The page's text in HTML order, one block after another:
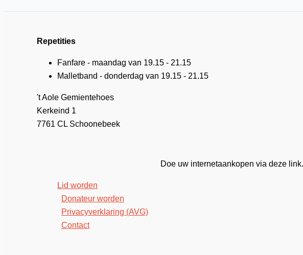
Repetities
Fanfare - maandag van 19.15 - 21.15
Malletband - donderdag van 19.15 - 21.15
't Aole Gemientehoes
Kerkeind 1
7761 CL Schoonebeek
Doe uw internetaankopen via deze
Lid worden
Donateur worden
Privacyverklaring (AVG)
Contact